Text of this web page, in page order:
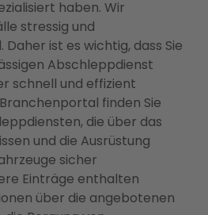
haben. Wir
stressig und
ist es wichtig, dass Sie
Abschleppdienst
schnell und effizient
finden Sie
die über das
und die Ausrüstung
sicher
Einträge enthalten
über die angebotenen